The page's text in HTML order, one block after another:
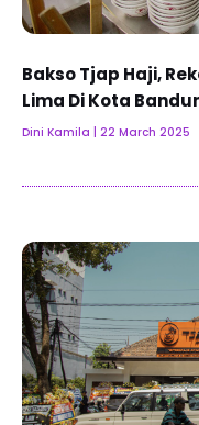
Bakso Tjap Haji,
Lima Di Kota
Dini Kamila 22 March 2025